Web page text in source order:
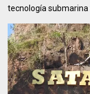
tecnología submarina